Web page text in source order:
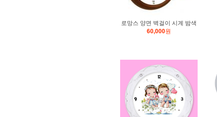
로망스 양면 벽걸이 시계 밤색
60,000원